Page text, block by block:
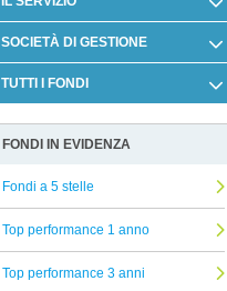
Condizioni di Utilizzo
Legale
Arbitro Controversie Finanziarie
Informativa Cookie
Reclami Assicurativi
SOCIETÀ DI GESTIONE
Capital Group
Brown Advisory
Pharus
Oddo Meriten
TUTTI I FONDI
Allocazione
Azionari
Beni reali
FONDI IN EVIDENZA
Fondi a 5 stelle
Top performance 1 anno
Top performance 3 anni